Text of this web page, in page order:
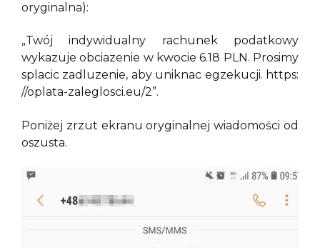
oryginalna):
„Twój indywidualny rachunek podatkowy
wykazuje obciazenie w kwocie 6.18 PLN. Prosimy
splacic zadluzenie, aby uniknac egzekucji. https:
//oplata-zaleglosci.eu/2”.
Poniżej zrzut ekranu oryginalnej wiadomości od
oszusta.